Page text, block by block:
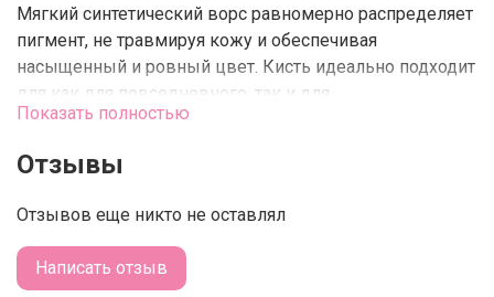
Мягкий синтетический ворс равномерно распределяет
пигмент, не травмируя кожу и обеспечивая
насыщенный и ровный цвет. Кисть идеально подходит
для как для повседневного, так и для
профессионального макияжа глаз.
Действие и преимущества
Точность нанесения.Идеальна для работы со
складкой века, внутренним уголком и линией
ресниц.
Показать полностью
Отзывы
Отзывов еще никто не оставлял
Написать отзыв